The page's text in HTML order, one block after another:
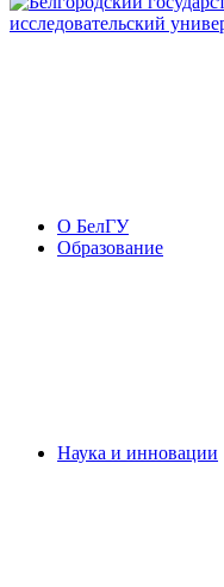
О БелГУ
Образование
Наука и инновации